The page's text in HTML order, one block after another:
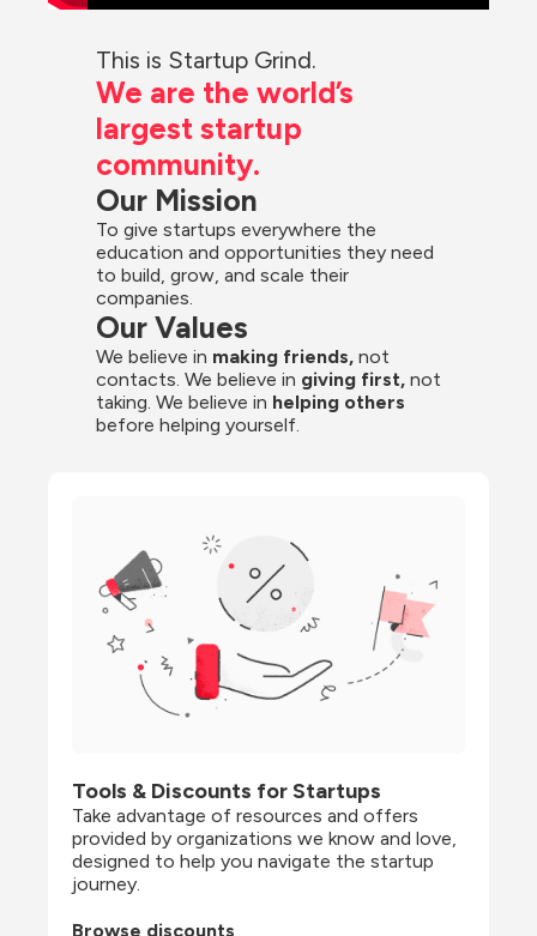
This is Startup Grind.
We are the world’s
largest startup
community.
Our Mission
To give startups everywhere the
education and opportunities they need
to build, grow, and scale their
companies.
Our Values
We believe in making friends, not
contacts. We believe in giving first, not
taking. We believe in helping others
before helping yourself.
Tools & Discounts for Startups
Take advantage of resources and offers
provided by organizations we know and love,
designed to help you navigate the startup
journey.
Browse discounts